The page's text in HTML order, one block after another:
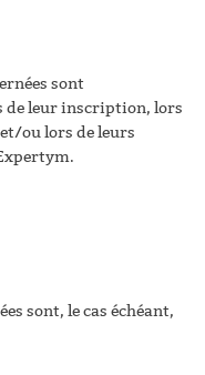
sont
de leur inscription, lors
ou lors de leurs
sont, le cas échéant,